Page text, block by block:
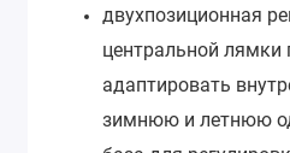
двухпозиционная
центральной лямки
адаптировать
зимнюю и летнюю